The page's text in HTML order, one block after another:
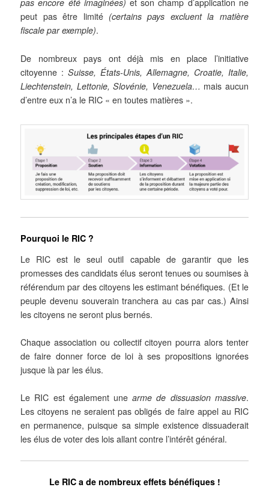
pas encore été imaginées) et son champ d’application ne
peut pas être limité (certains pays excluent la matière
fiscale par exemple).
De nombreux pays ont déjà mis en place l’initiative
citoyenne :Suisse, États-Unis, Allemagne, Croatie, Italie,
Liechtenstein, Lettonie, Slovénie, Venezuela… mais aucun
d’entre eux n’a le RIC « en toutes matières ».
Pourquoi le RIC ?
Le RIC est le seul outil capable de garantir que les
promesses des candidats élus seront tenues ou soumises à
référendum par des citoyens les estimant bénéfiques. (Et le
peuple devenu souverain tranchera au cas par cas.) Ainsi
les citoyens ne seront plus bernés.
Chaque association ou collectif citoyen pourra alors tenter
de faire donner force de loi à ses propositions ignorées
jusque là par les élus.
Le RIC est également unearme de dissuasion massive.
Les citoyens ne seraient pas obligés de faire appel au RIC
en permanence, puisque sa simple existence dissuaderait
les élus de voter des lois allant contre l’intérêt général.
Le RIC a de nombreux effets bénéfiques !